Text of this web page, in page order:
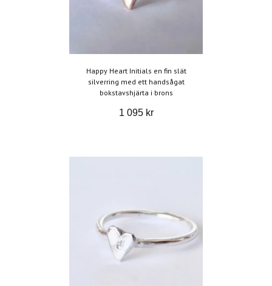
Happy Heart Initials en fin slät
silverring med ett handsågat
bokstavshjärta i brons
1 095 kr